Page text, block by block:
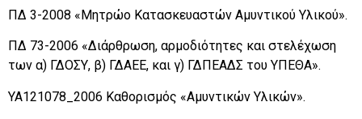
ΠΔ 3-2008 «Μητρώο Κατασκευαστών Αμυντικού Υλικού».
ΠΔ 73-2006 «Διάρθρωση, αρμοδιότητες και στελέχωση
των α) ΓΔΟΣΥ, β) ΓΔΑΕΕ, και γ) ΓΔΠΕΑΔΣ του ΥΠΕΘΑ».
ΥΑ121078_2006 Καθορισμός «Αμυντικών Υλικών».